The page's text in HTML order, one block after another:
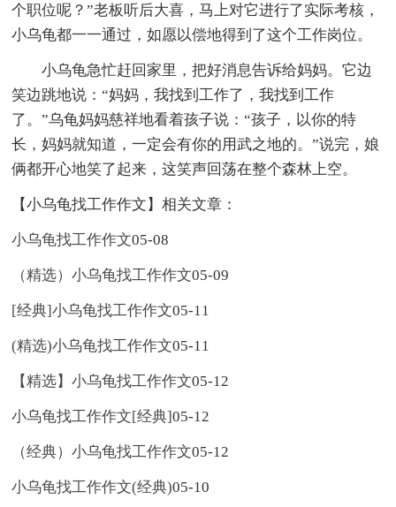
个职位呢？”老板听后大喜，马上对它进行了实际考核，
小乌龟都一一通过，如愿以偿地得到了这个工作岗位。
小乌龟急忙赶回家里，把好消息告诉给妈妈。它边
笑边跳地说：“妈妈，我找到工作了，我找到工作
了。”乌龟妈妈慈祥地看着孩子说：“孩子，以你的特
长，妈妈就知道，一定会有你的用武之地的。”说完，娘
俩都开心地笑了起来，这笑声回荡在整个森林上空。
【小乌龟找工作作文】相关文章：
小乌龟找工作作文05-08
（精选）小乌龟找工作作文05-09
[经典]小乌龟找工作作文05-11
(精选)小乌龟找工作作文05-11
【精选】小乌龟找工作作文05-12
小乌龟找工作作文[经典]05-12
（经典）小乌龟找工作作文05-12
小乌龟找工作作文(经典)05-10